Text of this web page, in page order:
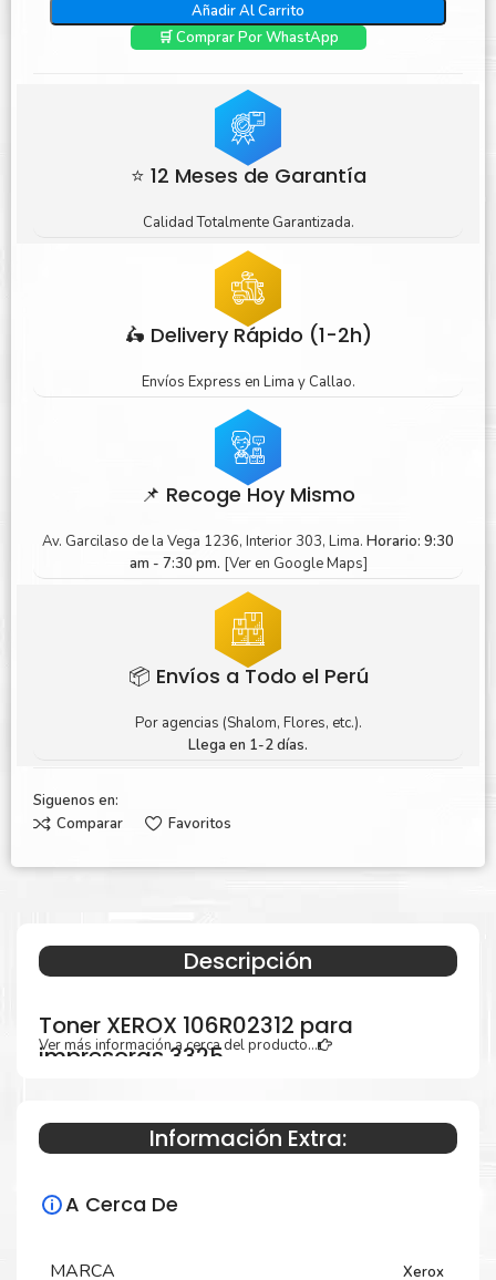
Añadir Al Carrito
🛒 Comprar Por WhastApp
⭐ 12 Meses de Garantía
Calidad Totalmente Garantizada.
🛵 Delivery Rápido (1-2h)
Envíos Express en Lima y Callao.
📌 Recoge Hoy Mismo
Av. Garcilaso de la Vega 1236, Interior 303, Lima. Horario: 9:30
am - 7:30 pm. [Ver en Google Maps]
📦 Envíos a Todo el Perú
Por agencias (Shalom, Flores, etc.).
Llega en 1-2 días.
Siguenos en:
Comparar
Favoritos
Descripción
Toner XEROX 106R02312 para
impresoras 3325
Especificaciones Técnicas
Para impresoras:
Ver más información a cerca del producto...
Información Extra:
A Cerca De
MARCA Xerox